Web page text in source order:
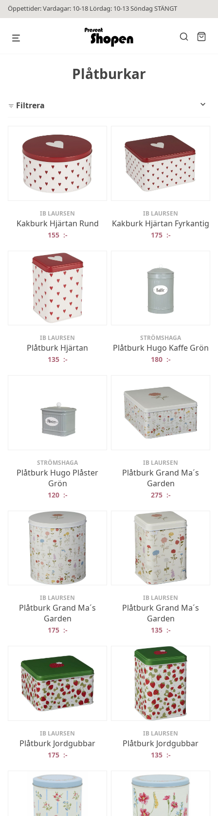
Öppettider: Vardagar: 10-18 Lördag: 10-13 Söndag STÄNGT
Plåtburkar
Filtrera
IB LAURSEN
Kakburk Hjärtan Rund
155 :-
IB LAURSEN
Kakburk Hjärtan Fyrkantig
175 :-
IB LAURSEN
Plåtburk Hjärtan
135 :-
STRÖMSHAGA
Plåtburk Hugo Kaffe Grön
180 :-
STRÖMSHAGA
Plåtburk Hugo Plåster
Grön
120 :-
IB LAURSEN
Plåtburk Grand Ma´s
Garden
275 :-
IB LAURSEN
Plåtburk Grand Ma´s
Garden
175 :-
IB LAURSEN
Plåtburk Grand Ma´s
Garden
135 :-
IB LAURSEN
Plåtburk Jordgubbar
175 :-
IB LAURSEN
Plåtburk Jordgubbar
135 :-